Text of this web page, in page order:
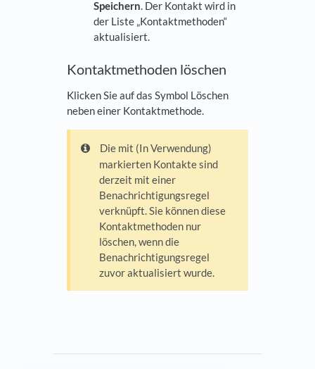
Speichern. Der Kontakt wird in
der Liste „Kontaktmethoden“
aktualisiert.
Kontaktmethoden löschen
Klicken Sie auf das Symbol Löschen
neben einer Kontaktmethode.
Die mit (In Verwendung)
markierten Kontakte sind
derzeit mit einer
Benachrichtigungsregel
verknüpft. Sie können diese
Kontaktmethoden nur
löschen, wenn die
Benachrichtigungsregel
zuvor aktualisiert wurde.